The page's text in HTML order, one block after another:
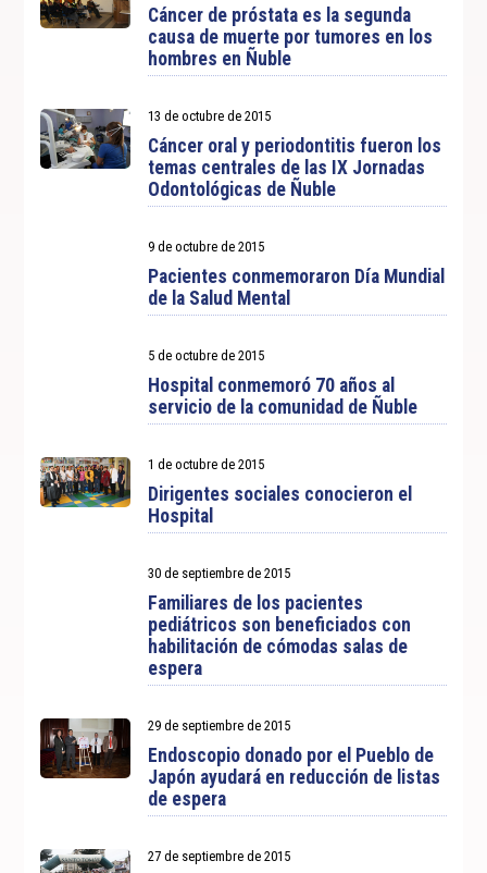
Cáncer de próstata es la segunda
causa de muerte por tumores en los
hombres en Ñuble
13 de octubre de 2015
Cáncer oral y periodontitis fueron los
temas centrales de las IX Jornadas
Odontológicas de Ñuble
9 de octubre de 2015
Pacientes conmemoraron Día Mundial
de la Salud Mental
5 de octubre de 2015
Hospital conmemoró 70 años al
servicio de la comunidad de Ñuble
1 de octubre de 2015
Dirigentes sociales conocieron el
Hospital
30 de septiembre de 2015
Familiares de los pacientes
pediátricos son beneficiados con
habilitación de cómodas salas de
espera
29 de septiembre de 2015
Endoscopio donado por el Pueblo de
Japón ayudará en reducción de listas
de espera
27 de septiembre de 2015